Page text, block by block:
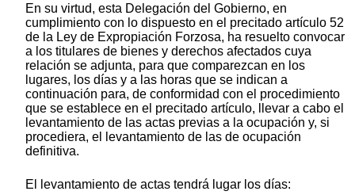
En su virtud, esta Delegación del Gobierno, en
cumplimiento con lo dispuesto en el precitado artículo 52
de la Ley de Expropiación Forzosa, ha resuelto convocar
a los titulares de bienes y derechos afectados cuya
relación se adjunta, para que comparezcan en los
lugares, los días y a las horas que se indican a
continuación para, de conformidad con el procedimiento
que se establece en el precitado artículo, llevar a cabo el
levantamiento de las actas previas a la ocupación y, si
procediera, el levantamiento de las de ocupación
definitiva.
El levantamiento de actas tendrá lugar los días: